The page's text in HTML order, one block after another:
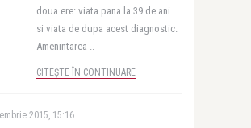
doua ere: viata pana la 39 de ani
si viata de dupa acest diagnostic.
Amenintarea ..
CITEȘTE ÎN CONTINUARE
2015, 15:16